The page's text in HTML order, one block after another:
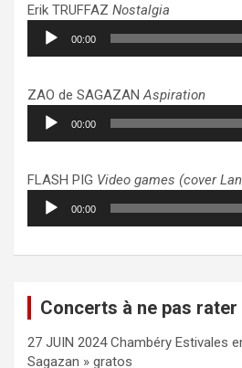
Erik TRUFFAZ Nostalgia
Lecteur
audio
00:00
ZAO de SAGAZANAspiration
Lecteur
audio
00:00
FLASH PIG Video games (cover
Lecteur
audio
00:00
Concerts à ne pas rater
27 JUIN 2024 Chambéry Estivales
Sagazan » gratos